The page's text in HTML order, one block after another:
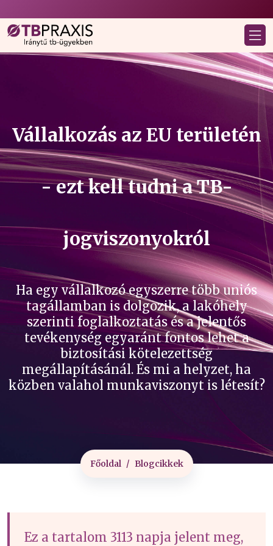
Vállalkozás az EU területén
- ezt kell tudni a TB-
jogviszonyokról
Ha egy vállalkozó egyszerre több uniós
tagállamban is dolgozik, a lakóhely
szerinti foglalkoztatás és a jelentős
tevékenység egyaránt fontos lehet a
biztosítási kötelezettség
megállapításánál. És mi a helyzet, ha
közben valahol munkaviszonyt is létesít?
Főoldal Blogcikkek
Ez a tartalom 3113 napja jelent meg,